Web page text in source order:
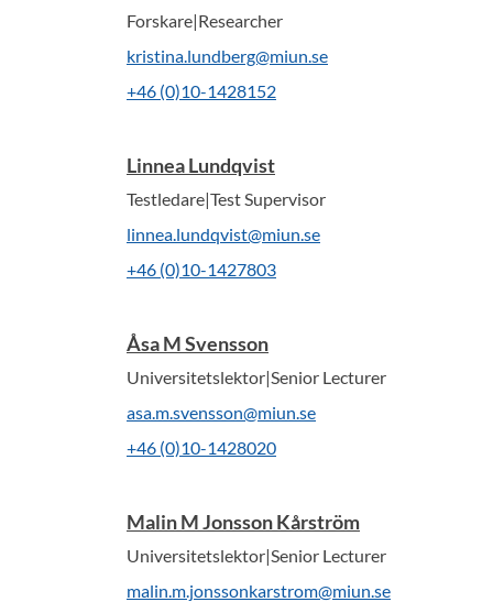
Forskare|Researcher
kristina.lundberg@miun.se
+46 (0)10-1428152
Linnea Lundqvist
Testledare|Test Supervisor
linnea.lundqvist@miun.se
+46 (0)10-1427803
Åsa M Svensson
Universitetslektor|Senior Lecturer
asa.m.svensson@miun.se
+46 (0)10-1428020
Malin M Jonsson Kårström
Universitetslektor|Senior Lecturer
malin.m.jonssonkarstrom@miun.se